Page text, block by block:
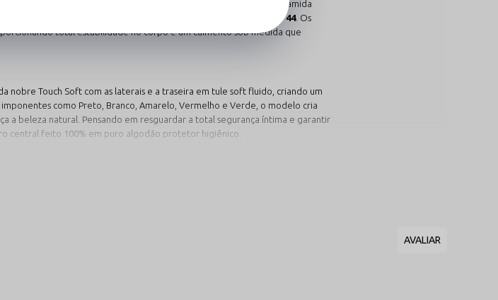
à sua modelagem. Unindo a maleabilidade elástica da poliamida
inteligente que veste de forma confortável os manequins do
38 ao 44. Os
total estabilidade no corpo e um caimento sob medida que
nobre Touch Soft com as laterais e a traseira em tule soft fluido, criando um
como Preto, Branco, Amarelo, Vermelho e Verde, o modelo cria
a beleza natural. Pensando em resguardar a total segurança íntima e garantir
central feito 100% em puro algodão protetor higiênico.